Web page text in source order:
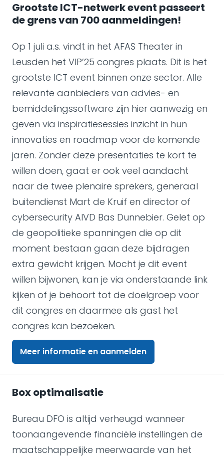
Grootste ICT-netwerk event passeert
de grens van 700 aanmeldingen!
Op 1 juli a.s. vindt in het AFAS Theater in
Leusden het VIP’25 congres plaats. Dit is het
grootste ICT event binnen onze sector. Alle
relevante aanbieders van advies- en
bemiddelingssoftware zijn hier aanwezig en
geven via inspiratiesessies inzicht in hun
innovaties en roadmap voor de komende
jaren. Zonder deze presentaties te kort te
willen doen, gaat er ook veel aandacht
naar de twee plenaire sprekers, generaal
buitendienst Mart de Kruif en director of
cybersecurity AIVD Bas Dunnebier. Gelet op
de geopolitieke spanningen die op dit
moment bestaan gaan deze bijdragen
extra gewicht krijgen. Mocht je dit event
willen bijwonen, kan je via onderstaande link
kijken of je behoort tot de doelgroep voor
dit congres en daarmee als gast het
congres kan bezoeken.
Meer informatie en aanmelden
Box optimalisatie
Bureau DFO is altijd verheugd wanneer
toonaangevende financiële instellingen de
maatschappelijke meerwaarde van het